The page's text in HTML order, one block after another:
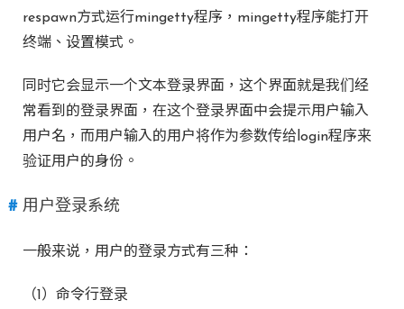
respawn方式运行mingetty程序，mingetty程序能打开
终端、设置模式。
同时它会显示一个文本登录界面，这个界面就是我们经
常看到的登录界面，在这个登录界面中会提示用户输入
用户名，而用户输入的用户将作为参数传给login程序来
验证用户的身份。
用户登录系统
一般来说，用户的登录方式有三种：
（1）命令行登录